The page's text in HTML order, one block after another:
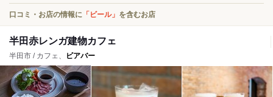
口コミ・お店の情報に 「ビール」 を含むお店
半田赤レンガ建物カフェ
半田市 / カフェ、 ビアバー